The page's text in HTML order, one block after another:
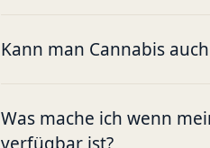
Kann man Cannabis
Was mache ich wenn